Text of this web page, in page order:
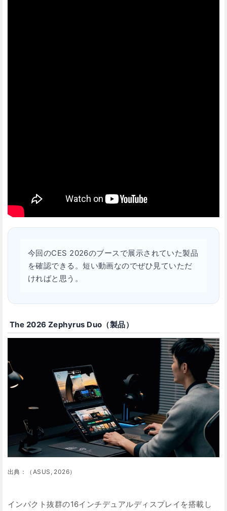
今回のCES 2026のブースで展示されていた製品
を確認できる。短い動画なのでぜひ見ていただ
ければと思う。
The 2026 Zephyrus Duo（製品）
出典：（ASUS, 2026）
インパクト抜群の16インチデュアルディスプレイを搭載し